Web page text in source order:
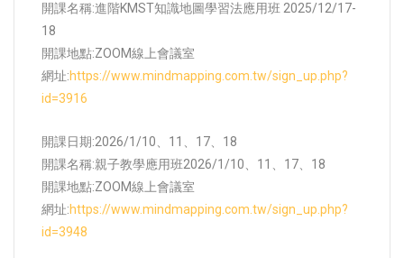
開課名稱:進階KMST知識地圖學習法應用班 2025/12/17-
18
開課地點:ZOOM線上會議室
網址:https://www.mindmapping.com.tw/sign_up.php?
id=3916
開課日期:2026/1/10、11、17、18
開課名稱:親子教學應用班2026/1/10、11、17、18
開課地點:ZOOM線上會議室
網址:https://www.mindmapping.com.tw/sign_up.php?
id=3948